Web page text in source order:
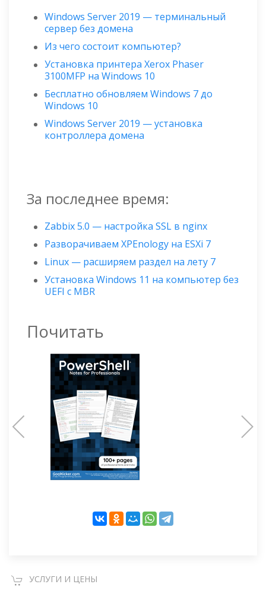
Windows Server 2019 — терминальный
сервер без домена
Из чего состоит компьютер?
Установка принтера Xerox Phaser
3100MFP на Windows 10
Бесплатно обновляем Windows 7 до
Windows 10
Windows Server 2019 — установка
контроллера домена
За последнее время:
Zabbix 5.0 — настройка SSL в nginx
Разворачиваем XPEnology на ESXi 7
Linux — расширяем раздел на лету 7
Установка Windows 11 на компьютер без
UEFI с MBR
Почитать
УСЛУГИ И ЦЕНЫ